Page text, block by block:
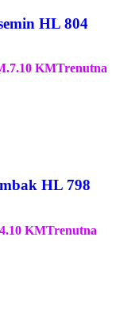
HL 804
7.10 KMTrenutna
HL 798
4.10 KMTrenutna